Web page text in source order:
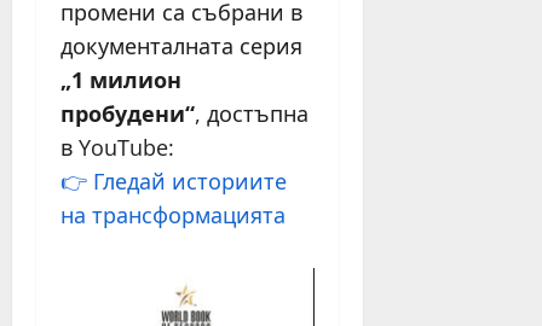
промени са събрани в
документалната серия
„1 милион
пробудени“, достъпна
в YouTube:
👉 Гледай историите
на трансформацията